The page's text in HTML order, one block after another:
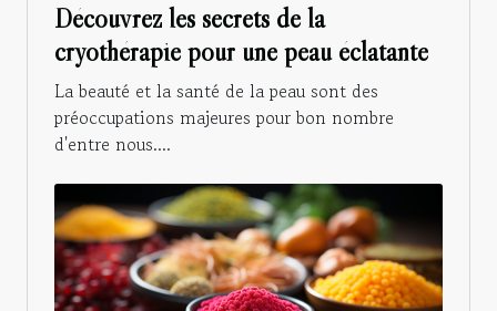
Découvrez les secrets de la
cryothérapie pour une peau éclatante
La beauté et la santé de la peau sont des
préoccupations majeures pour bon nombre
d'entre nous....